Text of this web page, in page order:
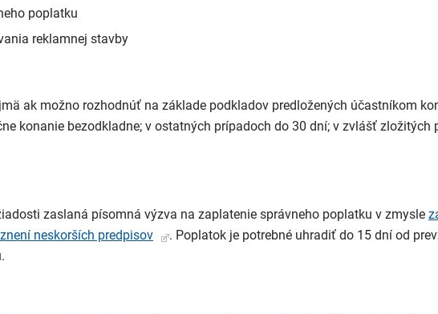
poplatku
reklamnej stavby
ak možno rozhodnúť na základe podkladov predložených účastníkom
konanie bezodkladne; v ostatných prípadoch do 30 dní; v zvlášť zložitých
zaslaná písomná výzva na zaplatenie správneho poplatku v zmysle
neskorších predpisov
. Poplatok je potrebné uhradiť do 15 dní od